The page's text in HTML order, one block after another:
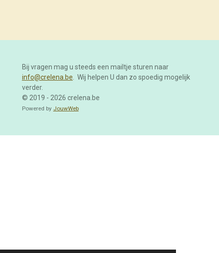
Bij vragen mag u steeds een mailtje sturen naar
info@crelena.be. Wij helpen U dan zo spoedig mogelijk
verder.
© 2019 - 2026 crelena.be
Powered by JouwWeb